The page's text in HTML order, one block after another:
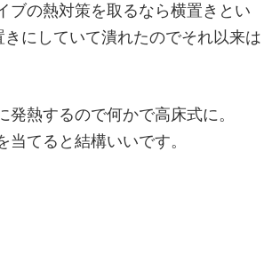
ブの熱対策を取るなら横置きとい
にしていて潰れたのでそれ以来は
熱するので何かで高床式に。
てると結構いいです。